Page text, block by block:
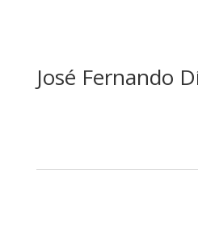
José Fernando